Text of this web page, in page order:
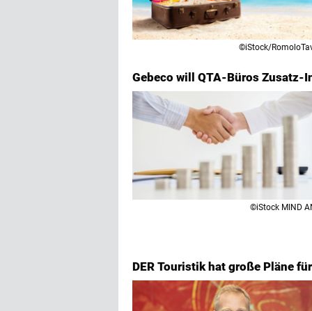
©iStock/
Gebeco will QTA-Büros Zusatz-
©iStock MIND
DER Touristik hat große Pläne